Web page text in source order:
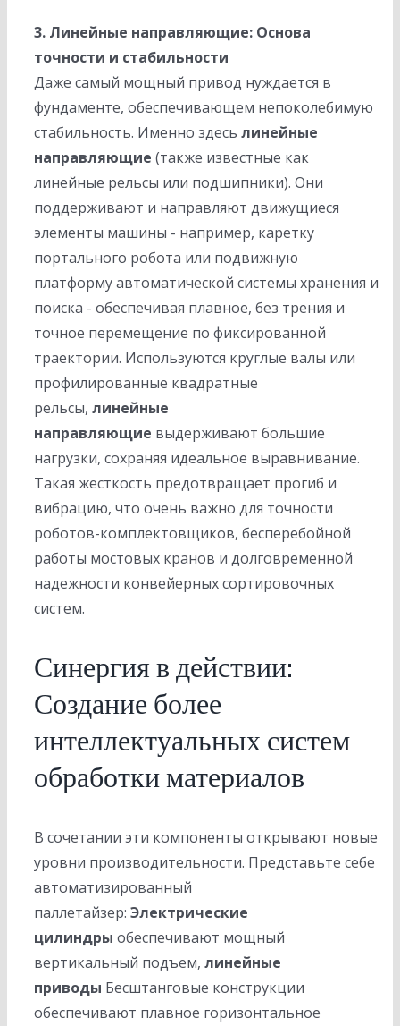
3. Линейные направляющие: Основа
точности и стабильности
Даже самый мощный привод нуждается в
фундаменте, обеспечивающем непоколебимую
стабильность. Именно здесь линейные
направляющие (также известные как
линейные рельсы или подшипники). Они
поддерживают и направляют движущиеся
элементы машины - например, каретку
портального робота или подвижную
платформу автоматической системы хранения и
поиска - обеспечивая плавное, без трения и
точное перемещение по фиксированной
траектории. Используются круглые валы или
профилированные квадратные
рельсы, линейные
направляющие выдерживают большие
нагрузки, сохраняя идеальное выравнивание.
Такая жесткость предотвращает прогиб и
вибрацию, что очень важно для точности
роботов-комплектовщиков, бесперебойной
работы мостовых кранов и долговременной
надежности конвейерных сортировочных
систем.
Синергия в действии:
Создание более
интеллектуальных систем
обработки материалов
В сочетании эти компоненты открывают новые
уровни производительности. Представьте себе
автоматизированный
паллетайзер: Электрические
цилиндры обеспечивают мощный
вертикальный подъем, линейные
приводы Бесштанговые конструкции
обеспечивают плавное горизонтальное